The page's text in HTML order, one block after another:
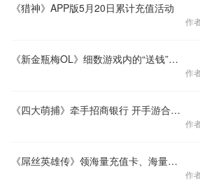
《猎神》APP版5月20日累计充值活动
作
《新金瓶梅OL》细数游戏内的“送钱”活动
作
《四大萌捕》牵手招商银行 开手游合作先河
作
《屌丝英雄传》领海量充值卡、海量礼包
作